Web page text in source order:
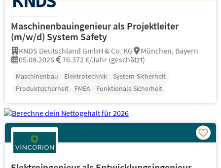
Maschinenbauingenieur als Projektleiter
(m/w/d) System Safety
KNDS Deutschland GmbH & Co. KG
München, Bayern
05.08.2026
76.372 €/Jahr (geschätzt)
Maschinenbau Elektrotechnik
System-Sicherheit
Produktsicherheit
FMEA Funktionale Sicherheit